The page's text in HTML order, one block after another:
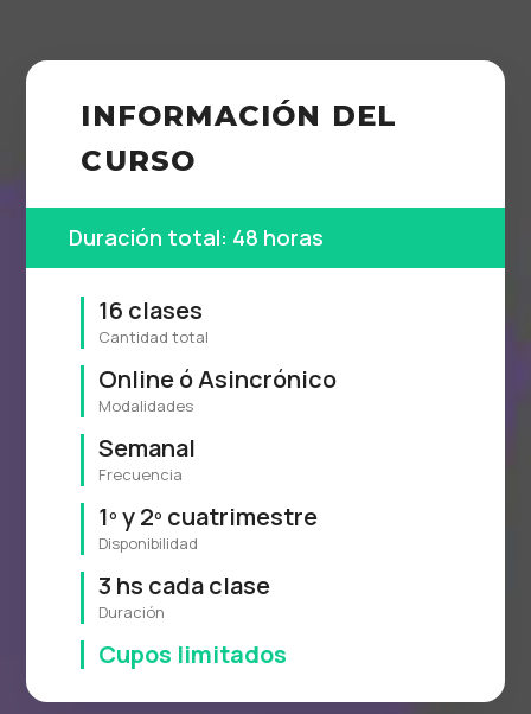
INFORMACIÓN DEL
CURSO
Duración total: 48 horas
16 clases
Cantidad total
Online ó Asincrónico
Modalidades
Semanal
Frecuencia
1º y 2º cuatrimestre
Disponibilidad
3 hs cada clase
Duración
Cupos limitados